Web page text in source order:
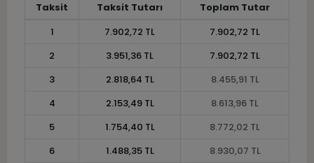
Taksit Taksit Tutarı
Toplam Tutar
1
7.902,72 TL
7.902,72 TL
2
3.951,36 TL
7.902,72 TL
3
2.818,64 TL
8.455,91 TL
4
2.153,49 TL
8.613,96 TL
5
1.754,40 TL
8.772,02 TL
6
1.488,35 TL
8.930,07 TL